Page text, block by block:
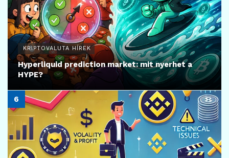
KRIPTOVALUTA HÍREK
Hyperliquid prediction market: mit nyerhet a
HYPE?